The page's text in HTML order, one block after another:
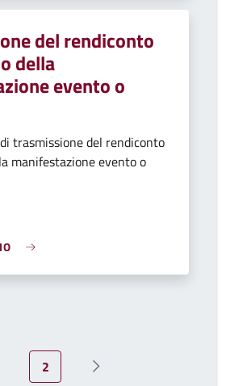
del rendiconto
della
evento o
trasmissione del rendiconto
manifestazione evento o
precedente
Pagina attuale
2 Prossima pagina